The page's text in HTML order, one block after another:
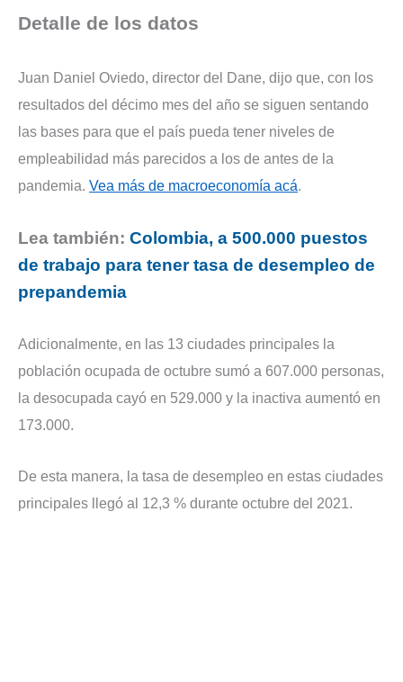
Detalle de los datos
Juan Daniel Oviedo, director del Dane, dijo que, con los
resultados del décimo mes del año se siguen sentando
las bases para que el país pueda tener niveles de
empleabilidad más parecidos a los de antes de la
pandemia. Vea más de macroeconomía acá.
Lea también: Colombia, a 500.000 puestos
de trabajo para tener tasa de desempleo de
prepandemia
Adicionalmente, en las 13 ciudades principales la
población ocupada de octubre sumó a 607.000 personas,
la desocupada cayó en 529.000 y la inactiva aumentó en
173.000.
De esta manera, la tasa de desempleo en estas ciudades
principales llegó al 12,3 % durante octubre del 2021.